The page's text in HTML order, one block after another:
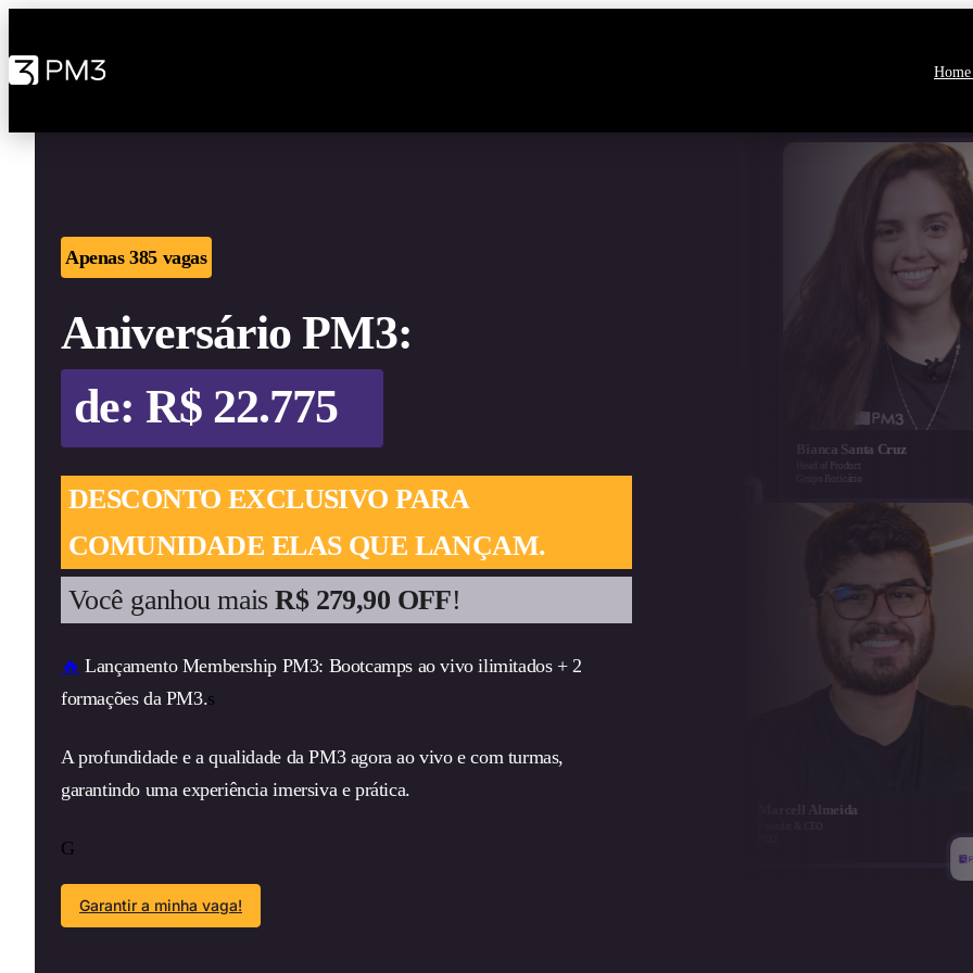
o
conteúdo
Apenas 385 vagas
Aniversário PM3:
de: R$
DESCONTO EXCLUSIVO PARA
COMUNIDADE ELAS QUE LANÇAM.
Você ganhou maisR$ 279,90 OFF!
🔥 Lançamento Membership PM3: Bootcamps ao vivo ilimitados + 2
formações da PM3.s
A profundidade e a qualidade da PM3 agora ao vivo e com turmas,
garantindo uma experiência imersiva e prática.
G
Garantir a minha vaga!
André Nery
Alpha
Camila